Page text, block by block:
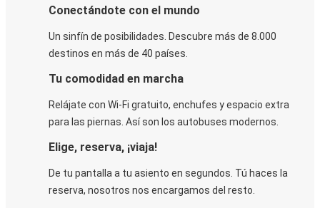
Conectándote con el mundo
Un sinfín de posibilidades. Descubre más de 8.000
destinos en más de 40 países.
Tu comodidad en marcha
Relájate con Wi-Fi gratuito, enchufes y espacio extra
para las piernas. Así son los autobuses modernos.
Elige, reserva, ¡viaja!
De tu pantalla a tu asiento en segundos. Tú haces la
reserva, nosotros nos encargamos del resto.